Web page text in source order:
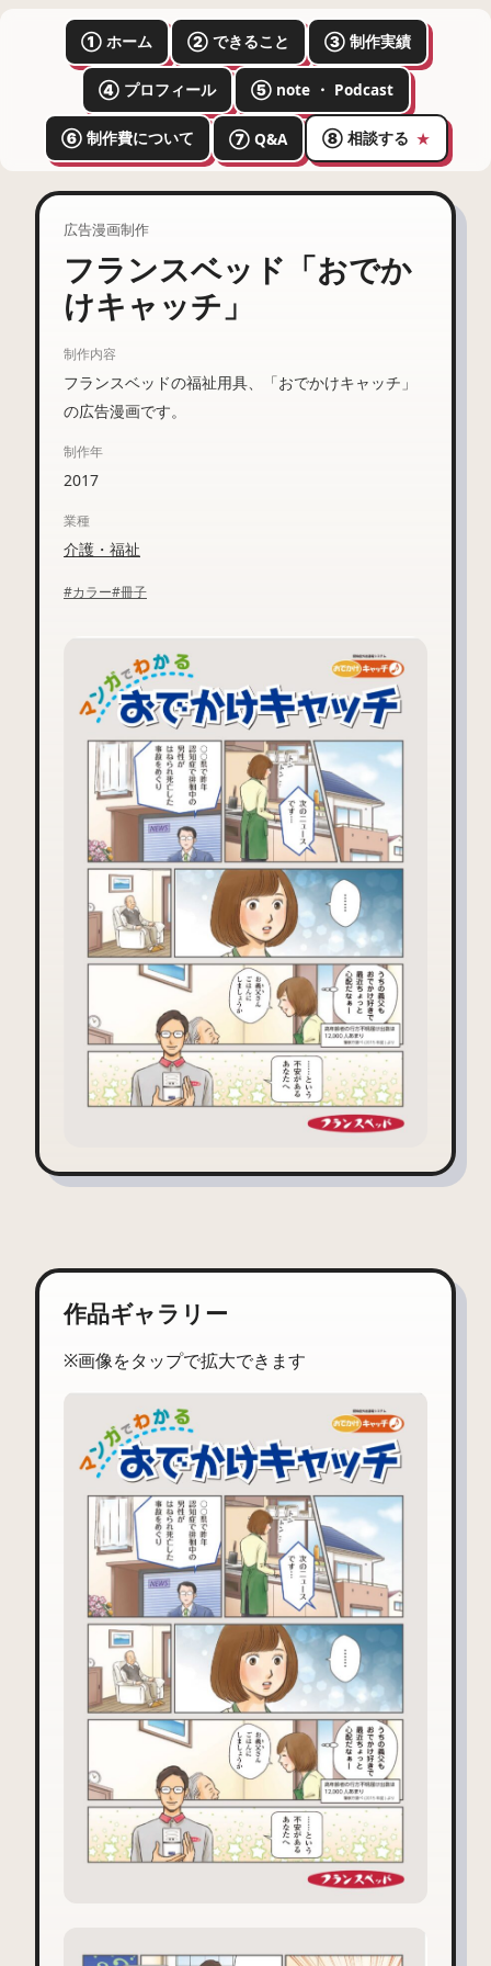
① ホーム ② できること ③ 制作実績
④ プロフィール ⑤ note ・ Podcast
⑥ 制作費について ⑦ Q&A ⑧ 相談する ★
広告漫画制作
フランスベッド「おでか
けキャッチ」
制作内容
フランスベッドの福祉用具、「おでかけキャッチ」
の広告漫画です。
制作年
2017
業種
介護・福祉
#カラー#冊子
作品ギャラリー
※画像をタップで拡大できます